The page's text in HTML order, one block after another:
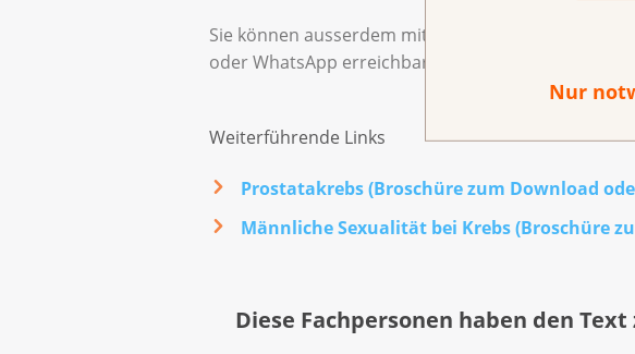
Nur
Sie können ausserdem mit dem Beratungsdienst
oder WhatsApp erreichbar.
Weiterführende Links
Prostatakrebs (Broschüre zum Download
Männliche Sexualität bei Krebs (Broschüre
Diese Fachpersonen haben den